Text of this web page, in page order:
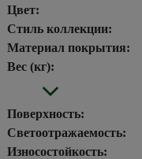
Цвет:
Стиль коллекции:
Материал покрытия:
Вес (кг):
Поверхность:
Светоотражаемость:
Износостойкость: